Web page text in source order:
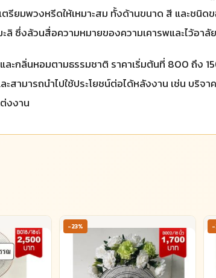
ยมพวงหรีดให้เหมาะสม ทั้งด้านขนาด สี และชนิด
ซึ่งล้วนสื่อความหมายของความเคารพและไว้อาลัย
ะกลิ่นหอมตามธรรมชาติ ราคาเริ่มต้นที่ 800 ถึง
สามารถนำไปใช้ประโยชน์ต่อได้หลังงาน เช่น บริจ
งงาน
-23% -